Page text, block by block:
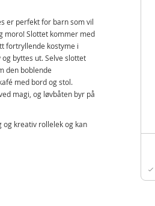
er perfekt for barn som vil
moro! Slottet kommer med
fortryllende kostyme i
byttes ut. Selve slottet
den boblende
med bord og stol.
magi, og løvbåten byr på
kreativ rollelek og kan